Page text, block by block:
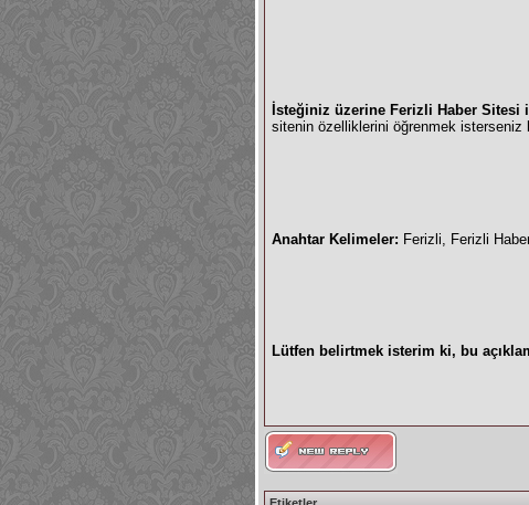
İsteğiniz üzerine Ferizli Haber Sitesi
sitenin özelliklerini öğrenmek isterseniz
Anahtar Kelimeler: Ferizli, Ferizli
Lütfen belirtmek isterim ki, bu